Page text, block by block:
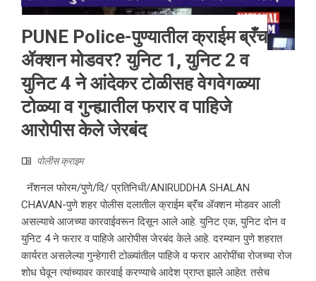
PUNE Police-पुण्यातील क्राईम ब्रँच
ॲक्शन मोडवर? युनिट 1, युनिट 2 व
युनिट 4 ने आंदेकर टोळीसह वेगवेगळ्या
टोळ्या व गुन्ह्यातील फरार व पाहिजे
आरोपीस केले जेरबंद
पोलीस क्राइम
नॅशनल फोरम/पुणे/दि/ प्रतिनिधी/ANIRUDDHA SHALAN
CHAVAN-पुणे शहर पोलीस दलातील क्राईम ब्रॅंच ॲक्शन मोडवर आली
असल्याचे आजच्या कारवाईवरून दिसून आले आहे. युनिट एक, युनिट दोन व
युनिट 4 ने फरार व पाहिजे आरोपीस जेरबंद केले आहे. दरम्यान पुणे शहरात
कार्यरत असलेल्या गुन्हेगारी टोळ्यांतील पाहिजे व फरार आरोपींचा रोजच्या रोज
शोध घेवून त्यांच्यावर कारवाई करण्याचे आदेश प्राप्त झाले आहेत. तसेच